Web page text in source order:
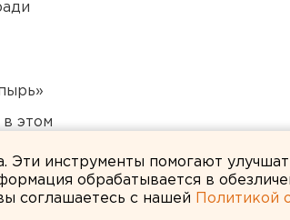
этом
Эти инструменты помогают
обрабатывается в
соглашаетесь с нашей
Политикой